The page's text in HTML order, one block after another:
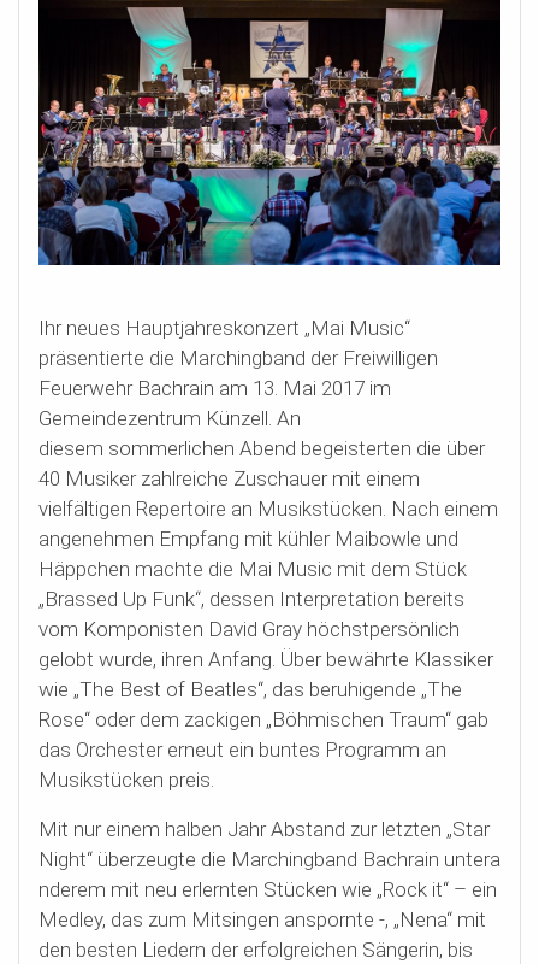
Ihr neues Hauptjahreskonzert „Mai Music“
präsentierte die Marchingband der Freiwilligen
Feuerwehr Bachrain am 13. Mai 2017 im
Gemeindezentrum Künzell. An
diesem sommerlichen Abend begeisterten die über
40 Musiker zahlreiche Zuschauer mit einem
vielfältigen Repertoire an Musikstücken. Nach einem
angenehmen Empfang mit kühler Maibowle und
Häppchen machte die Mai Music mit dem Stück
„Brassed Up Funk“, dessen Interpretation bereits
vom Komponisten David Gray höchstpersönlich
gelobt wurde, ihren Anfang. Über bewährte Klassiker
wie „The Best of Beatles“, das beruhigende „The
Rose“ oder dem zackigen „Böhmischen Traum“ gab
das Orchester erneut ein buntes Programm an
Musikstücken preis.
Mit nur einem halben Jahr Abstand zur letzten „Star
Night“ überzeugte die Marchingband Bachrain untera
nderem mit neu erlernten Stücken wie „Rock it“ – ein
Medley, das zum Mitsingen anspornte -, „Nena“ mit
den besten Liedern der erfolgreichen Sängerin, bis